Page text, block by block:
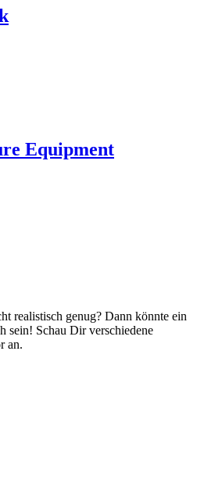
Equipment
realistisch genug? Dann könnte ein
sein! Schau Dir verschiedene
an.